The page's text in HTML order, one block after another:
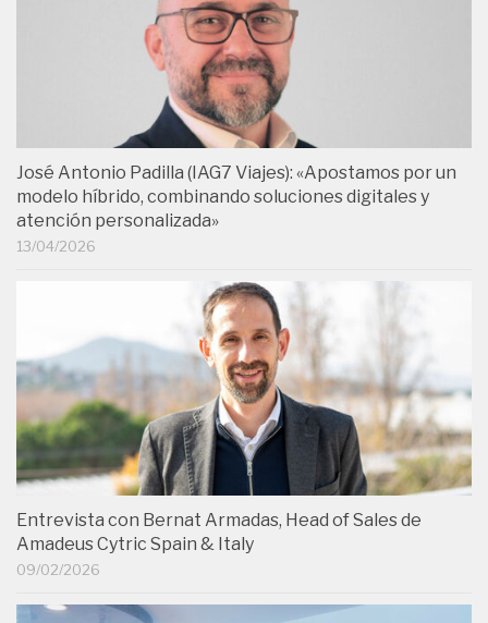
José Antonio Padilla (IAG7 Viajes): «Apostamos por un
modelo híbrido, combinando soluciones digitales y
atención personalizada»
13/04/2026
Entrevista con Bernat Armadas, Head of Sales de
Amadeus Cytric Spain & Italy
09/02/2026